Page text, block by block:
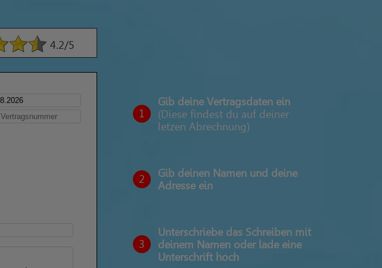
4.2/5
1
Gib deine Vertragsdaten ein
(Diese findest du auf deiner
letzen Abrechnung)
2
Gib deinen Namen und deine
Adresse ein
3
Unterschriebe das Schreiben mit
deinem Namen oder lade eine
Unterschrift hoch